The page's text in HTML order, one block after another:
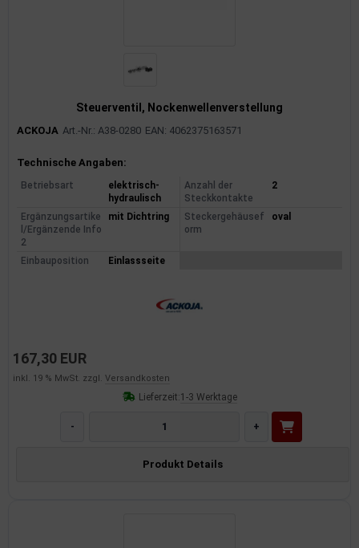
Steuerventil, Nockenwellenverstellung
ACKOJA Art.-Nr.: A38-0280 EAN: 4062375163571
Produktinformationen
Technische Angaben:
Betriebsart
elektrisch-
hydraulisch
Anzahl der
Steckkontakte
2
Ergänzungsartike
l/Ergänzende Info
2
mit Dichtring
Steckergehäusef
orm
oval
Einbauposition Einlassseite
167,30 EUR
inkl. 19 % MwSt. zzgl. Versandkosten
Lieferzeit:1-3 Werktage
- +
Produkt Details